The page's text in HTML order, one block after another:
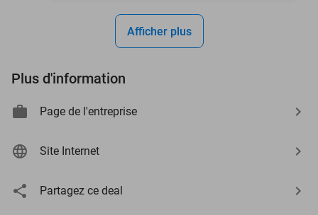
Afficher plus
Plus d'information
Page de l'entreprise
Site Internet
Partagez ce deal